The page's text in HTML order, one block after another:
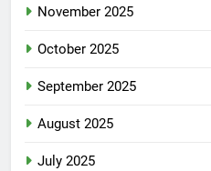
November 2025
October 2025
September 2025
August 2025
July 2025